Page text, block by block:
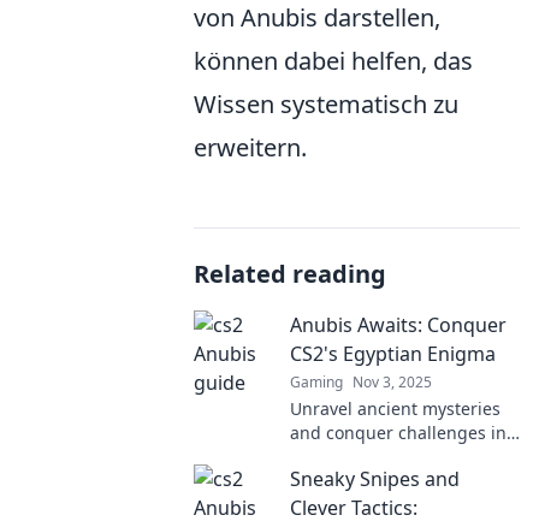
von Anubis darstellen,
können dabei helfen, das
Wissen systematisch zu
erweitern.
Related reading
Anubis Awaits: Conquer
CS2's Egyptian Enigma
Gaming Nov 3, 2025
Unravel ancient mysteries
and conquer challenges in
Anubis in an epic gaming
adventure! Discover now!
Sneaky Snipes and
Clever Tactics: